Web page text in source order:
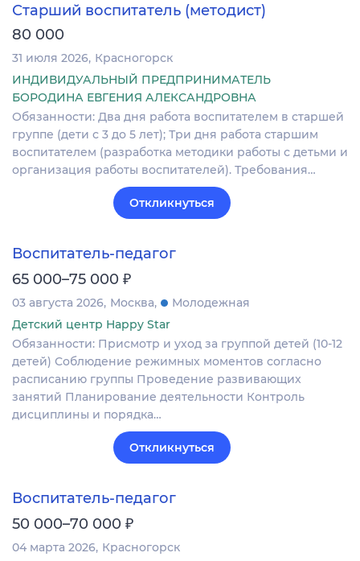
Старший воспитатель (методист)
80 000
31 июля 2026 Красногорск
ИНДИВИДУАЛЬНЫЙ ПРЕДПРИНИМАТЕЛЬ
БОРОДИНА ЕВГЕНИЯ АЛЕКСАНДРОВНА
Обязанности: Два дня работа воспитателем в старшей
группе (дети с 3 до 5 лет); Три дня работа старшим
воспитателем (разработка методики работы с детьми и
организация работы воспитателей). Требования…
Откликнуться
Воспитатель-педагог
65 000–75 000 ₽
03 августа 2026 Москва
Молодежная
Детский центр Happy Star
Обязанности: Присмотр и уход за группой детей (10-12
детей) Соблюдение режимных моментов согласно
расписанию группы Проведение развивающих
занятий Планирование деятельности Контроль
дисциплины и порядка…
Откликнуться
Воспитатель-педагог
50 000–70 000 ₽
04 марта 2026 Красногорск